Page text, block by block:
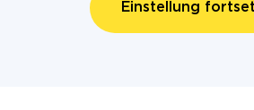
Einstellung